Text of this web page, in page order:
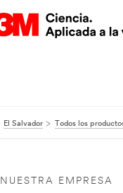
El Salvador Todos los
NUESTRA EMPRESA